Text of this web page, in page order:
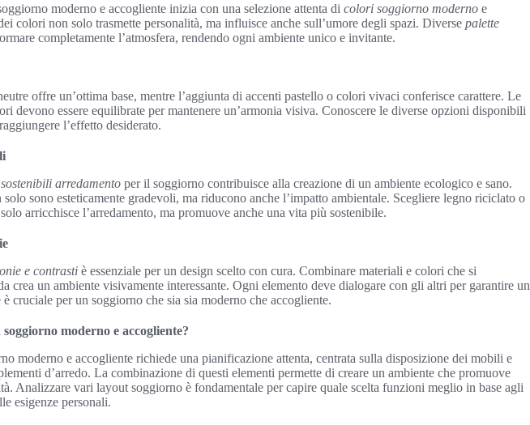
moderno e accogliente inizia con una selezione attenta di colori soggiorno moderno e
colori non solo trasmette personalità, ma influisce anche sull’umore degli spazi. Diverse palette
completamente l’atmosfera, rendendo ogni ambiente unico e invitante.
offre un’ottima base, mentre l’aggiunta di accenti pastello o colori vivaci conferisce carattere. Le
devono essere equilibrate per mantenere un’armonia visiva. Conoscere le diverse opzioni disponibili
l’effetto desiderato.
arredamento per il soggiorno contribuisce alla creazione di un ambiente ecologico e sano.
sono esteticamente gradevoli, ma riducono anche l’impatto ambientale. Scegliere legno riciclato o
arricchisce l’arredamento, ma promuove anche una vita più sostenibile.
e contrasti è essenziale per un design scelto con cura. Combinare materiali e colori che si
crea un ambiente visivamente interessante. Ogni elemento deve dialogare con gli altri per garantire un
è cruciale per un soggiorno che sia sia moderno che accogliente.
moderno e accogliente?
moderno e accogliente richiede una pianificazione attenta, centrata sulla disposizione dei mobili e
d’arredo. La combinazione di questi elementi permette di creare un ambiente che promuove
Analizzare vari layout soggiorno è fondamentale per capire quale scelta funzioni meglio in base agli
esigenze personali.